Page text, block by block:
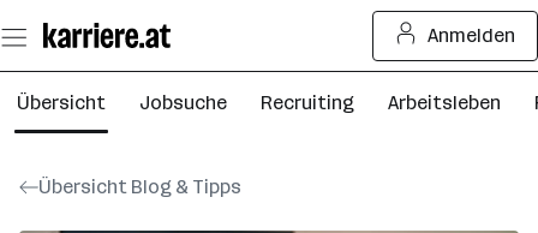
Seiteninhalt
springen
Anmelden
Übersicht Jobsuche Recruiting Arbeitsleben
Übersicht Blog & Tipps